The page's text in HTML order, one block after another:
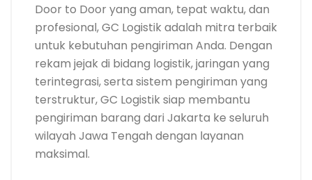
Door to Door yang aman, tepat waktu, dan
profesional, GC Logistik adalah mitra terbaik
untuk kebutuhan pengiriman Anda. Dengan
rekam jejak di bidang logistik, jaringan yang
terintegrasi, serta sistem pengiriman yang
terstruktur, GC Logistik siap membantu
pengiriman barang dari Jakarta ke seluruh
wilayah Jawa Tengah dengan layanan
maksimal.